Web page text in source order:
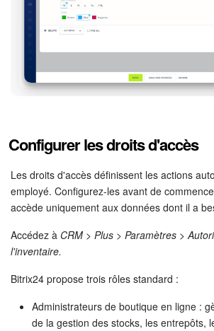
Configurer les droits d'accès
Les droits d'accès définissent les actions
employé. Configurez-les avant de
accède uniquement aux données dont il a
Accédez à CRM > Plus > Paramètres >
l'inventaire.
Bitrix24 propose trois rôles standard :
Administrateurs de boutique en ligne :
de la gestion des stocks, les entrepôts,